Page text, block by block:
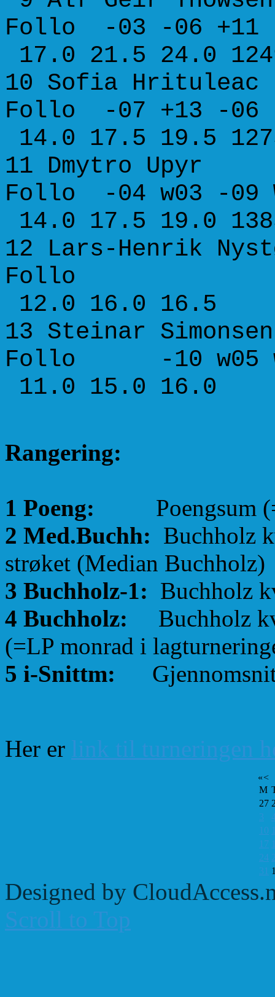
Follo -03 -06
17.0 21.5 24.0
10 Sofia
Follo -07 +13 -
14.0 17.5 19.5
11
Follo -04 w03 -09
14.0 17.5 19.0
12 Lars-Henrik
Follo
12.0 16.0 16.5
13 Steinar
Follo -10
11.0 15.0 16.0
Rangering:
1 Poeng: Poengsum
2 Med.Buchh: Buchholz
strøket (Median Buchholz)
3 Buchholz-1: Buchholz
4 Buchholz: Buchholz
(=LP monrad i
5 i-Snittm:
Her er link til turneringen
«<
M
27
3
10
17
24
31
Designed by
Scroll to Top